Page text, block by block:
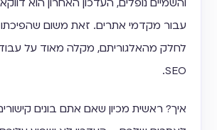
והשמיים נופלים, העדכון האחרון הוא
עבור מקדמי אתרים. זאת משום שהפיכתו
לחלק מהאלגוריתם, מקלה מאוד על
SEO.
איך? ראשית מכיון שאם אתם בונים